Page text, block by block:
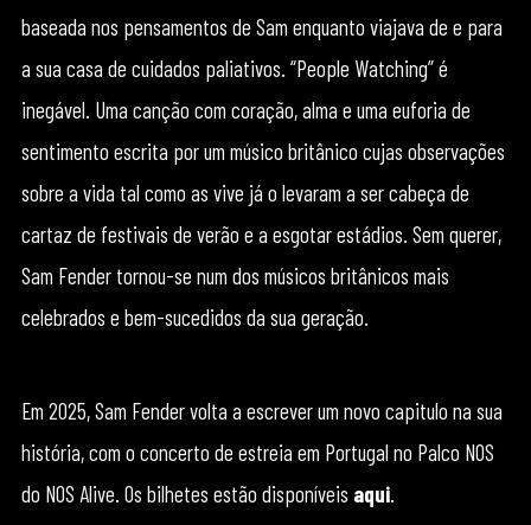
baseada nos pensamentos de Sam enquanto viajava de e para
a sua casa de cuidados paliativos. “People Watching” é
inegável. Uma canção com coração, alma e uma euforia de
sentimento escrita por um músico britânico cujas observações
sobre a vida tal como as vive já o levaram a ser cabeça de
cartaz de festivais de verão e a esgotar estádios. Sem querer,
Sam Fender tornou-se num dos músicos britânicos mais
celebrados e bem-sucedidos da sua geração.
Em 2025, Sam Fender volta a escrever um novo capitulo na sua
história, com o concerto de estreia em Portugal no Palco NOS
do NOS Alive. Os bilhetes estão disponíveis aqui.